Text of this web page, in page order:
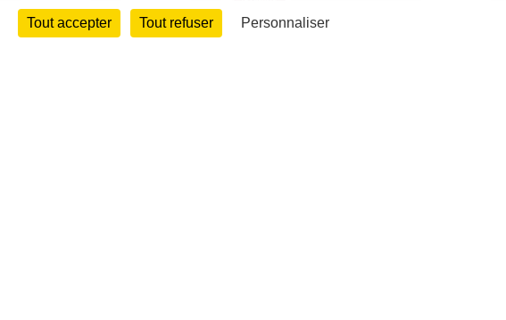
Tout accepter Tout refuser Personnaliser